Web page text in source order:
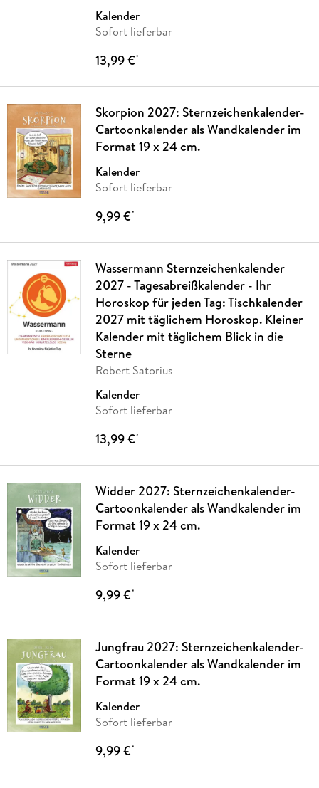
Kalender
Sofort lieferbar
13,99 €*
Skorpion 2027: Sternzeichenkalender-
Cartoonkalender als Wandkalender im
Format 19 x 24 cm.
Kalender
Sofort lieferbar
9,99 €*
Wassermann Sternzeichenkalender
2027 - Tagesabreißkalender - Ihr
Horoskop für jeden Tag: Tischkalender
2027 mit täglichem Horoskop. Kleiner
Kalender mit täglichem Blick in die
Sterne
Robert Satorius
Kalender
Sofort lieferbar
13,99 €*
Widder 2027: Sternzeichenkalender-
Cartoonkalender als Wandkalender im
Format 19 x 24 cm.
Kalender
Sofort lieferbar
9,99 €*
Jungfrau 2027: Sternzeichenkalender-
Cartoonkalender als Wandkalender im
Format 19 x 24 cm.
Kalender
Sofort lieferbar
9,99 €*